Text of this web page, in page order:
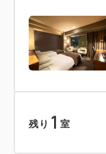
残り 1 室